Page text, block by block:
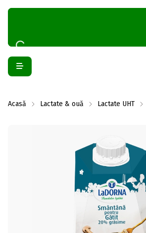
Acasă Lactate & ouă Lactate UHT